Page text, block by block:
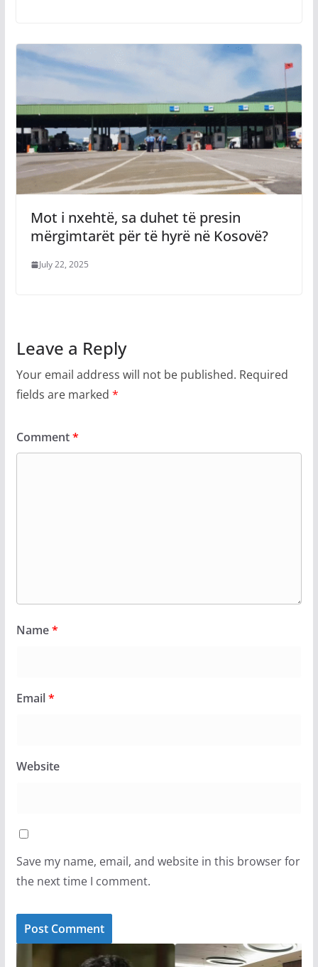
Mot i nxehtë, sa duhet të presin
mërgimtarët për të hyrë në Kosovë?
July 22, 2025
Leave a Reply
Your email address will not be published. Required
fields are marked *
Comment*
Name*
Email*
Website
Save my name, email, and website in this browser for
the next time I comment.